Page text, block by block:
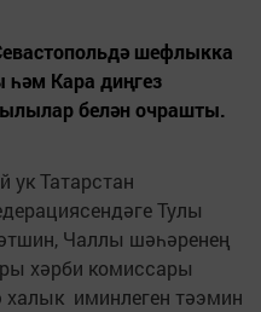
шефлыкка
һәм Кара диңгез
белән очрашты.
ук Татарстан
Тулы
Чаллы шәһәренең
хәрби комиссары
иминлеген тәэмин